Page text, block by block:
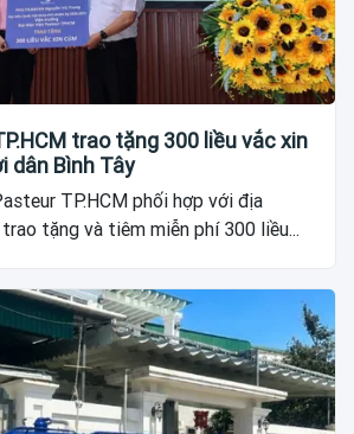
trao tặng 300 liều vắc xin
dân Bình Tây
TP.HCM phối hợp với địa
tặng và tiêm miễn phí 300 liều...